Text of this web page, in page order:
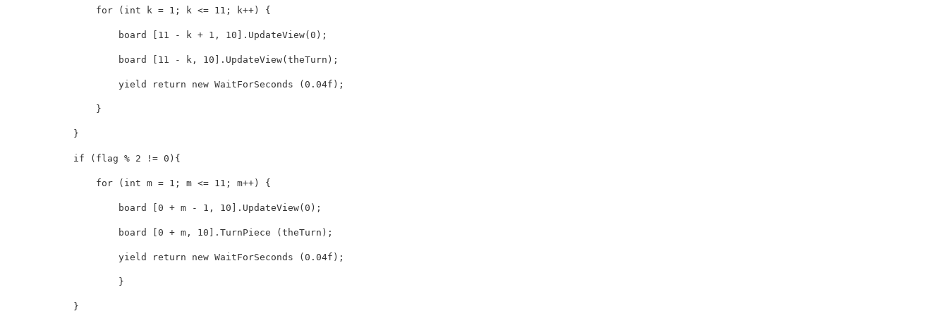
for ( int k = 1 ; k <= 11 ; k++) {
board 11 - k + 1 , 10 ]. UpdateView( 0 );
board 11 - k , 10 ]. UpdateView( theTurn );
yield return new WaitForSeconds ( 0.04f );
}
}
if ( flag % 2 != 0 ){
for ( int m = 1 ; m <= 11 ; m++) {
board 0 + m - 1 , 10 ]. UpdateView( 0 );
board 0 + m , 10 ]. TurnPiece ( theTurn );
yield return new WaitForSeconds ( 0.04f );
}
}